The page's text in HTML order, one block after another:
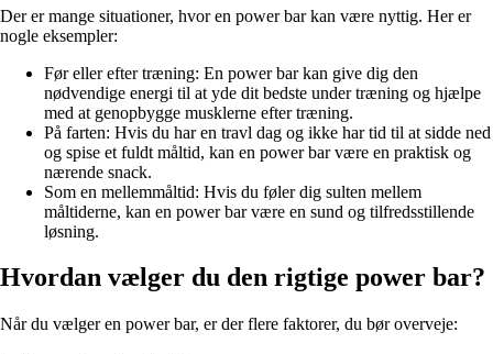
Der er mange situationer, hvor en power bar kan være nyttig. Her er
nogle eksempler:
Før eller efter træning: En power bar kan give dig den
nødvendige energi til at yde dit bedste under træning og hjælpe
med at genopbygge musklerne efter træning.
På farten: Hvis du har en travl dag og ikke har tid til at sidde ned
og spise et fuldt måltid, kan en power bar være en praktisk og
nærende snack.
Som en mellemmåltid: Hvis du føler dig sulten mellem
måltiderne, kan en power bar være en sund og tilfredsstillende
løsning.
Hvordan vælger du den rigtige power bar?
Når du vælger en power bar, er der flere faktorer, du bør overveje: